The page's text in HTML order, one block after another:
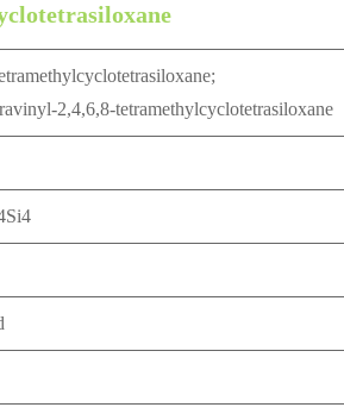
2,4,6,8-tetramethylcyclotetrasiloxane